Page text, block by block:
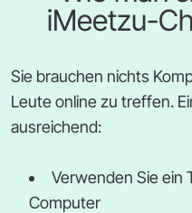
iMeetzu-
Sie brauchen nichts
Leute online zu treffen.
ausreichend:
Verwenden Sie ein
Computer